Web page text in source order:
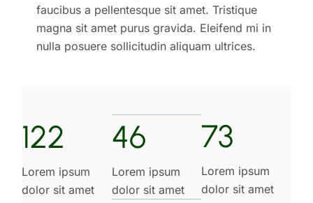
faucibus a pellentesque sit amet. Tristique
magna sit amet purus gravida. Eleifend mi in
nulla posuere sollicitudin aliquam ultrices.
122
Lorem ipsum
dolor sit amet
46
Lorem ipsum
dolor sit amet
73
Lorem ipsum
dolor sit amet